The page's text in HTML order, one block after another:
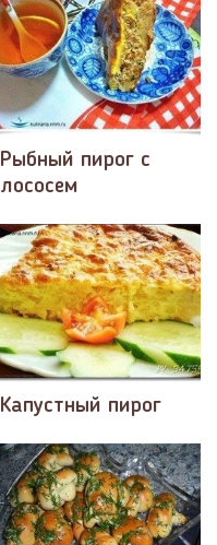
Рыбный пирог с
лососем
Капустный пирог